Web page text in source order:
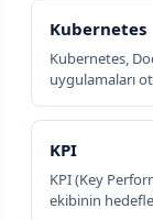
Kubernetes
Kubernetes,
uygulamaları
KPI
KPI (Key
ekibinin